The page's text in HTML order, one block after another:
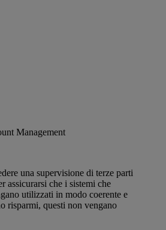
Management
una supervisione di terze parti
assicurarsi che i sistemi che
utilizzati in modo coerente e
risparmi, questi non vengano